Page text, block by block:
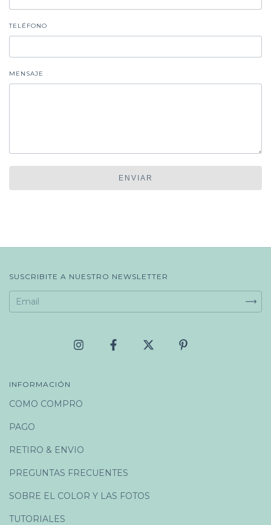
TELÉFONO
MENSAJE
ENVIAR
SUSCRIBITE A NUESTRO NEWSLETTER
INFORMACIÓN
COMO COMPRO
PAGO
RETIRO & ENVIO
PREGUNTAS FRECUENTES
SOBRE EL COLOR Y LAS FOTOS
TUTORIALES